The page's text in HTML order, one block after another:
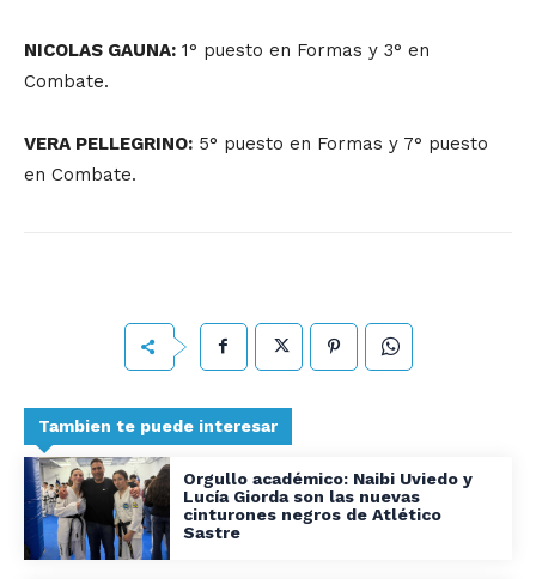
NICOLAS GAUNA: 1° puesto en Formas y 3° en
Combate.
VERA PELLEGRINO: 5° puesto en Formas y 7° puesto
en Combate.
Tambien te puede interesar
Orgullo académico: Naibi Uviedo y
Lucía Giorda son las nuevas
cinturones negros de Atlético
Sastre